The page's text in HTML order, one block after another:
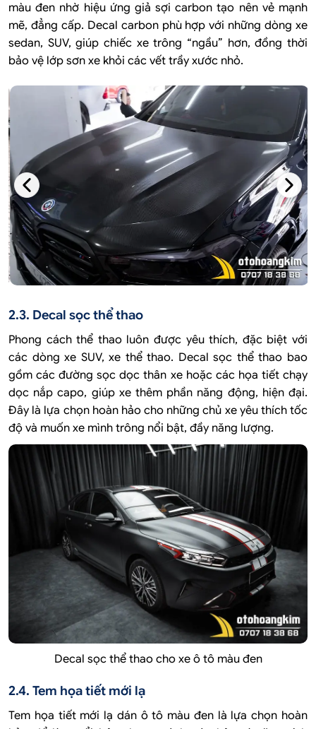
màu đen nhờ hiệu ứng giả sợi carbon tạo nên vẻ mạnh
mẽ, đẳng cấp. Decal carbon phù hợp với những dòng xe
sedan, SUV, giúp chiếc xe trông “ngầu” hơn, đồng thời
bảo vệ lớp sơn xe khỏi các vết trầy xước nhỏ.
2.3. Decal sọc thể thao
Phong cách thể thao luôn được yêu thích, đặc biệt với
các dòng xe SUV, xe thể thao. Decal sọc thể thao bao
gồm các đường sọc dọc thân xe hoặc các họa tiết chạy
dọc nắp capo, giúp xe thêm phần năng động, hiện đại.
Đây là lựa chọn hoàn hảo cho những chủ xe yêu thích tốc
độ và muốn xe mình trông nổi bật, đầy năng lượng.
Decal sọc thể thao cho xe ô tô màu đen
2.4. Tem họa tiết mới lạ
Tem họa tiết mới lạ dán ô tô màu đen là lựa chọn hoàn